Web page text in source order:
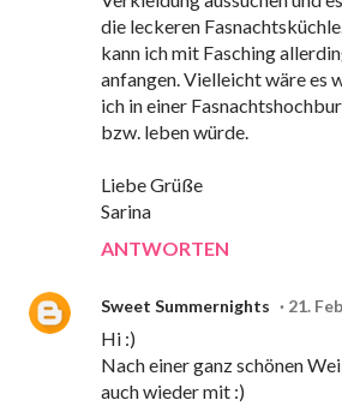
die leckeren
kann ich mit Fasching
anfangen. Vielleicht wäre es
ich in einer
bzw. leben würde.
Liebe Grüße
Sarina
ANTWORTEN
Sweet Summernights 21.
Hi :)
Nach einer ganz schönen
auch wieder mit :)